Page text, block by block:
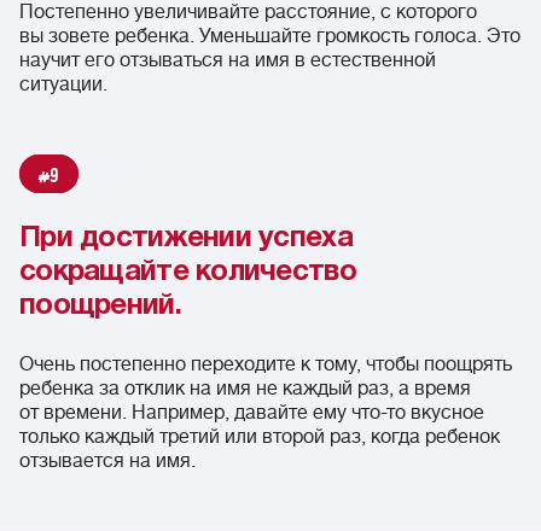
Постепенно увеличивайте расстояние, с которого
вы зовете ребенка. Уменьшайте громкость голоса. Это
научит его отзываться на имя в естественной
ситуации.
9
При достижении успеха
сокращайте количество
поощрений.
Очень постепенно переходите к тому, чтобы поощрять
ребенка за отклик на имя не каждый раз, а время
от времени. Например, давайте ему что-то вкусное
только каждый третий или второй раз, когда ребенок
отзывается на имя.